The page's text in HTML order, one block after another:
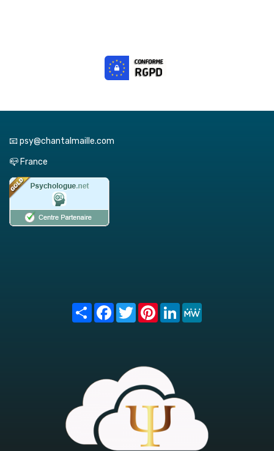
📧 psy@chantalmaille.com
📪 France
Share FacebookTwitterPinterest
LinkedIn